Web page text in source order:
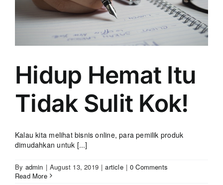
Hidup Hemat Itu
Tidak Sulit Kok!
Kalau kita melihat bisnis online, para pemilik produk
dimudahkan untuk [...]
By admin | August 13, 2019 | article | 0 Comments
Read More